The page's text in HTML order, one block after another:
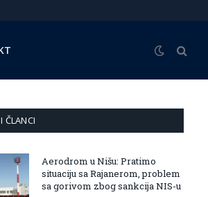
ČLANCI
Aerodrom u Nišu: Pratimo
situaciju sa Rajanerom, problem
sa gorivom zbog sankcija NIS-u